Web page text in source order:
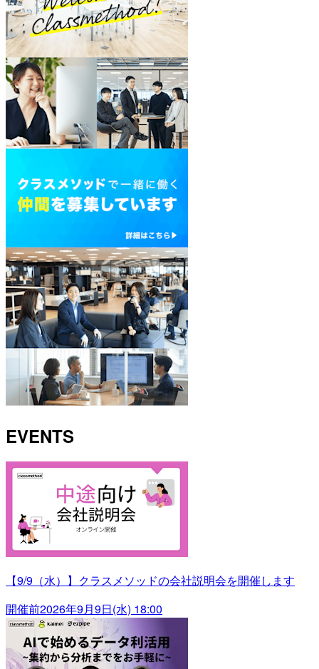
EVENTS
【9/9（水）】クラスメソッドの会社説明会を開催します
開催前2026年9月9日(水) 18:00